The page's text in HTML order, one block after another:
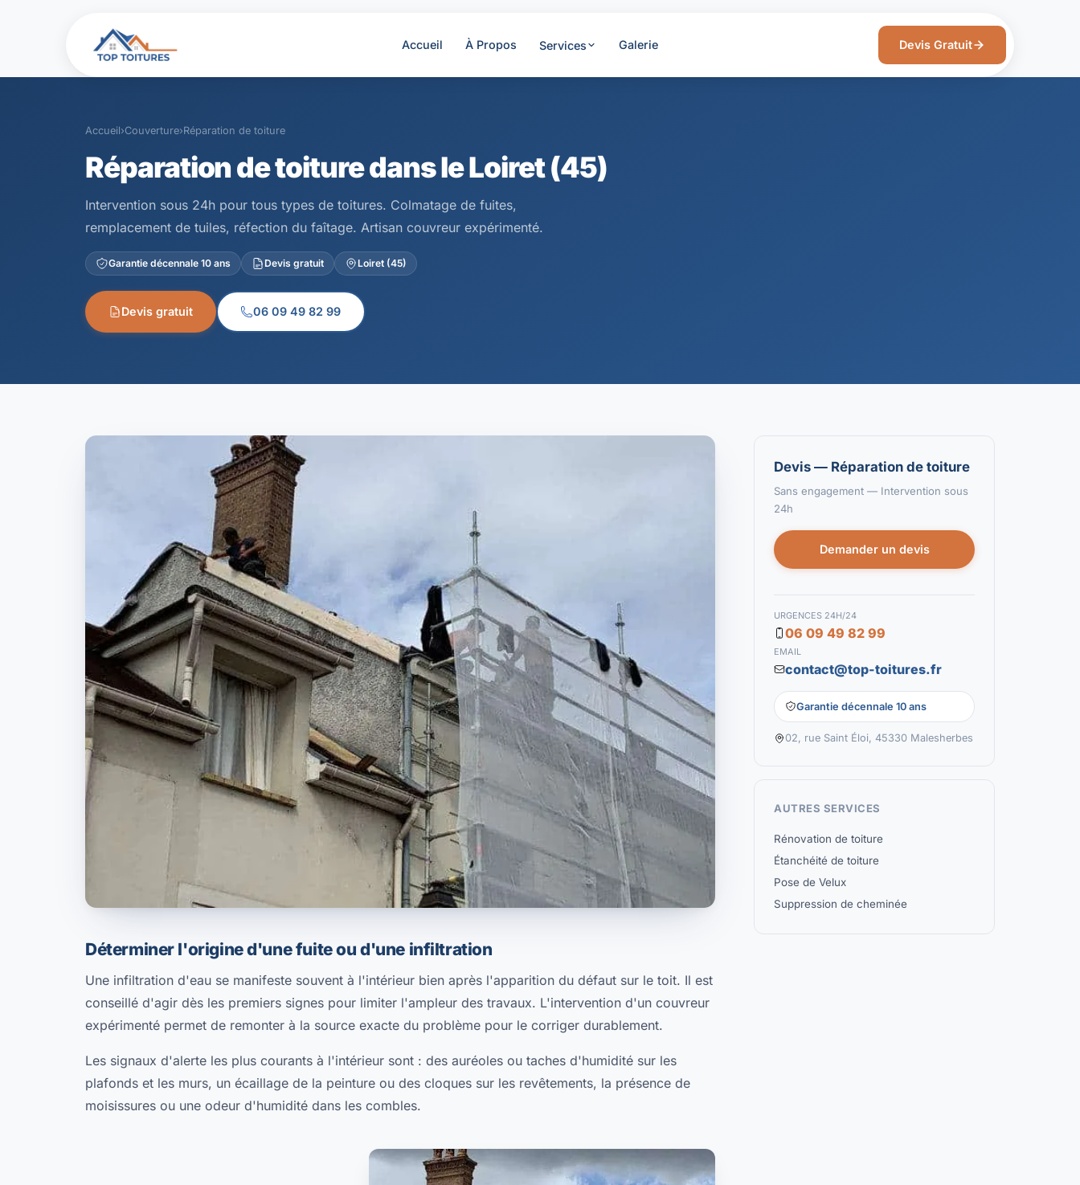
Accueil À Propos Services Galerie Devis Gratuit
Accueil›Couverture›Réparation de toiture
Réparation de toiture dans le Loiret (45)
Intervention sous 24h pour tous types de toitures. Colmatage de fuites,
remplacement de tuiles, réfection du faîtage. Artisan couvreur expérimenté.
Garantie décennale 10 ans Devis gratuit Loiret (45)
Devis gratuit 06 09 49 82 99
Déterminer l'origine d'une fuite ou d'une infiltration
Une infiltration d'eau se manifeste souvent à l'intérieur bien après l'apparition du défaut sur le toit. Il est
conseillé d'agir dès les premiers signes pour limiter l'ampleur des travaux. L'intervention d'un couvreur
expérimenté permet de remonter à la source exacte du problème pour le corriger durablement.
Les signaux d'alerte les plus courants à l'intérieur sont : des auréoles ou taches d'humidité sur les
plafonds et les murs, un écaillage de la peinture ou des cloques sur les revêtements, la présence de
moisissures ou une odeur d'humidité dans les combles.
Devis — Réparation de toiture
Sans engagement — Intervention sous
24h
Demander un devis
URGENCES 24H/24
06 09 49 82 99
EMAIL
contact@top-toitures.fr
Garantie décennale 10 ans
02, rue Saint Éloi, 45330 Malesherbes
AUTRES SERVICES
Rénovation de toiture
Étanchéité de toiture
Pose de Velux
Suppression de cheminée